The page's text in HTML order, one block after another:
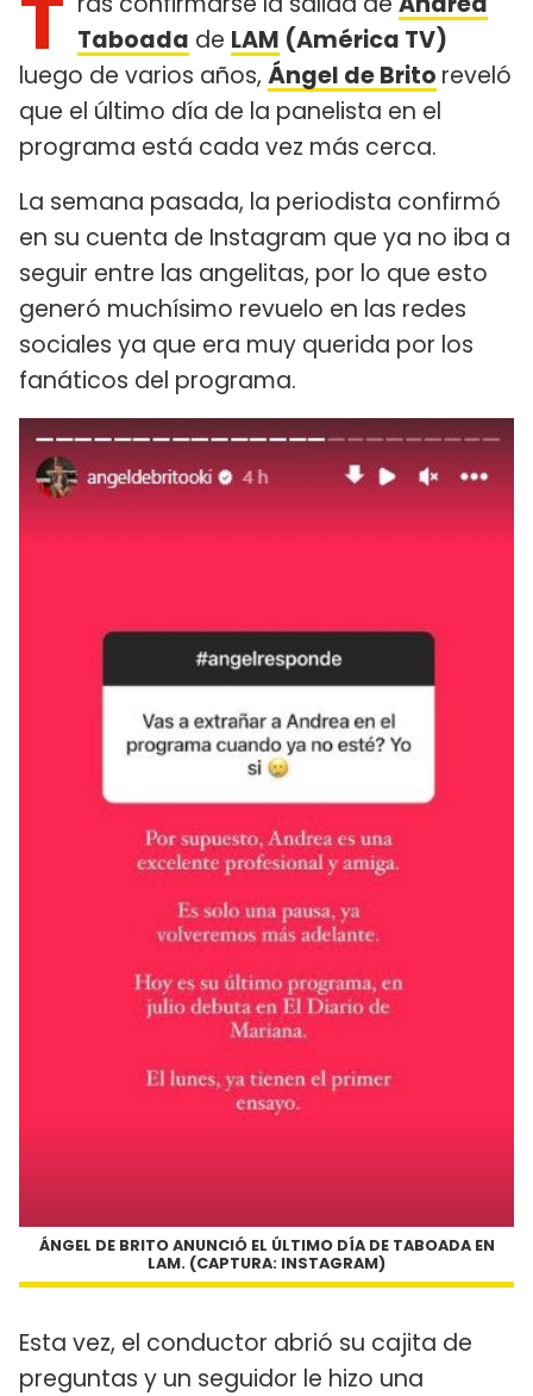
T Taboada de LAM (América TV)
luego de varios años, Ángel de Brito reveló
que el último día de la panelista en el
programa está cada vez más cerca.
La semana pasada, la periodista confirmó
en su cuenta de Instagram que ya no iba a
seguir entre las angelitas, por lo que esto
generó muchísimo revuelo en las redes
sociales ya que era muy querida por los
fanáticos del programa.
ÁNGEL DE BRITO ANUNCIÓ EL ÚLTIMO DÍA DE TABOADA EN
LAM. (CAPTURA: INSTAGRAM)
Esta vez, el conductor abrió su cajita de
preguntas y un seguidor le hizo una